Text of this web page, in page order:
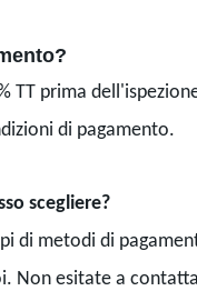
TT prima
di pagamento.
scegliere?
di metodi di
Non esitate a